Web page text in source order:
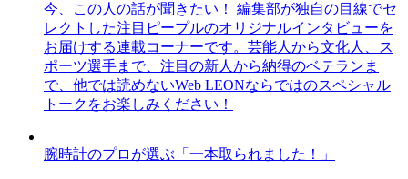
今、この人の話が聞きたい！ 編集部が独自の目線でセ
レクトした注目ピープルのオリジナルインタビューを
お届けする連載コーナーです。芸能人から文化人、ス
ポーツ選手まで、注目の新人から納得のベテランま
で、他では読めないWeb LEONならではのスペシャル
トークをお楽しみください！
腕時計のプロが選ぶ「一本取られました！」